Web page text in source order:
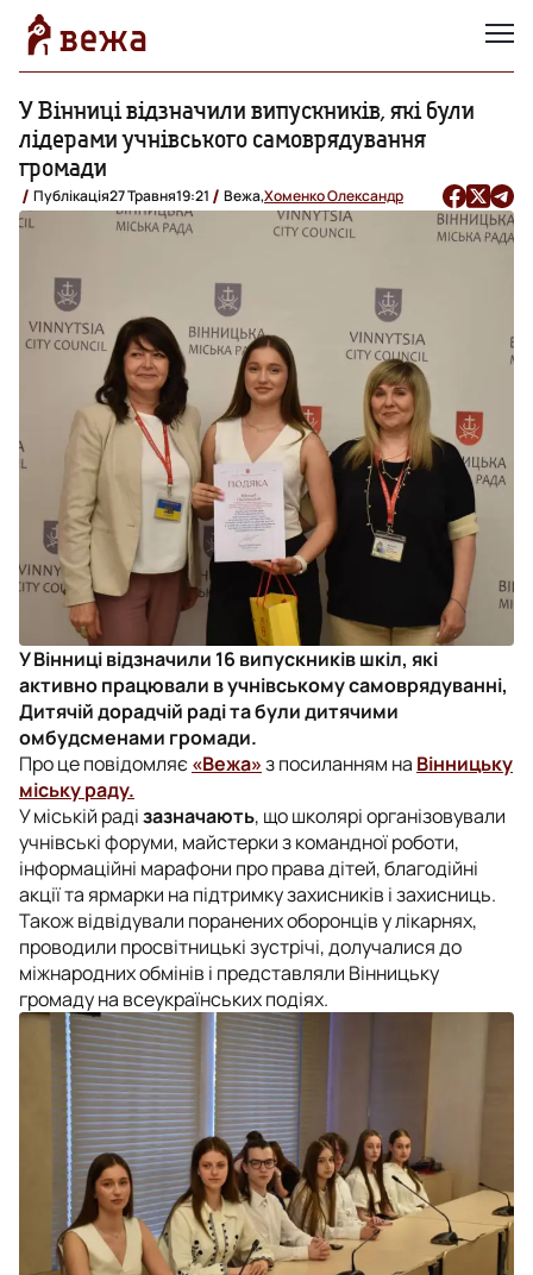
У Вінниці відзначили випускників, які були
лідерами учнівського самоврядування
громади
Публікація27 Травня19:21 Вежа,Хоменко Олександр
У Вінниці відзначили 16 випускників шкіл, які
активно працювали в учнівському самоврядуванні,
Дитячій дорадчій раді та були дитячими
омбудсменами громади.
Про це повідомляє«Вежа»з посиланням на Вінницьку
міську раду.
У міській радізазначають, що школярі організовували
учнівські форуми, майстерки з командної роботи,
інформаційні марафони про права дітей, благодійні
акції та ярмарки на підтримку захисників і захисниць.
Також відвідували поранених оборонців у лікарнях,
проводили просвітницькі зустрічі, долучалися до
міжнародних обмінів і представляли Вінницьку
громаду на всеукраїнських подіях.